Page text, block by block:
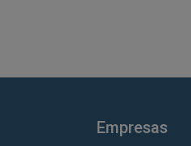
Empresas